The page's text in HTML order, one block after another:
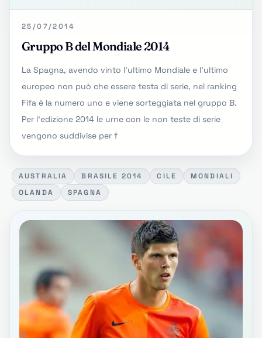
25/07/2014
Gruppo B del Mondiale 2014
La Spagna, avendo vinto l'ultimo Mondiale e l'ultimo
europeo non può che essere testa di serie, nel ranking
Fifa è la numero uno e viene sorteggiata nel gruppo B.
Per l'edizione 2014 le urne con le non teste di serie
vengono suddivise per f
AUSTRALIA BRASILE 2014 CILE
MONDIALI
OLANDA
SPAGNA